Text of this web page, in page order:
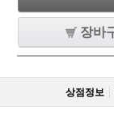
장바
상점정보